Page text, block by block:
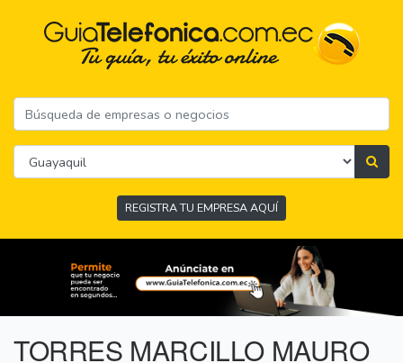
REGISTRA TU EMPRESA AQUÍ
TORRES MARCILLO MAURO